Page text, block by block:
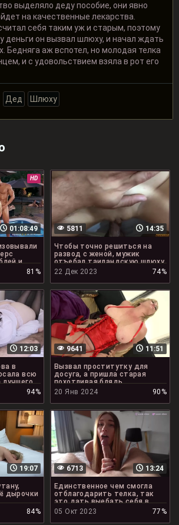
выделяло деду пособие, они явно
на качественные лекарства.
себя таким уж и старым, поэтому
деньги он вызвал шлюху, и начал ждать
Бедняга аж вспотел, но молодая телка
и с удовольствием взяла в рот его
Дед Шлюху
HD
01:08:49
и
81%
14:35
5811
Чтобы точно решиться на
развод с женой, мужик
отъебал таиландскую шлюху
22 Дек 2023
74%
12:03
в
всю
94%
11:51
9641
Вызвал проститутку для
досуга, а пришла старая
похотливая блядь
20 Янв 2024
90%
19:07
дырочки
84%
13:24
6713
Единственное чем смогла
отблагодарить телка, так
это дать выебать себя в
пизду
05 Окт 2023 77%